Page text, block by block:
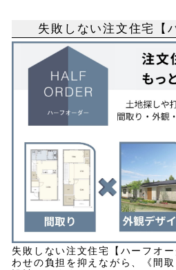
失敗しない注文住宅【
失敗しない注文住宅【ハーフオ
わせの負担を抑えながら、《間